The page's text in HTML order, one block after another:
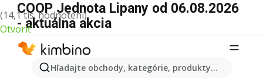
(14,1 tis. hodnotení)
Otvoriť
Hľadajte obchody, kategórie, produkty...
COOP Jednota Lipany od 06.08.2026
- aktuálna akcia